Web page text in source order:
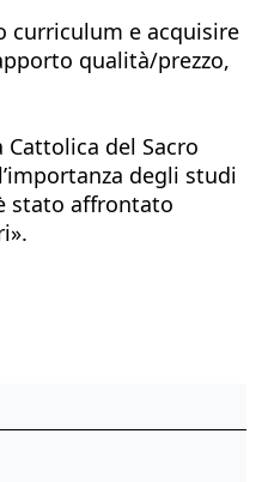
curriculum e acquisire
qualità/prezzo,
del Sacro
degli studi
stato affrontato